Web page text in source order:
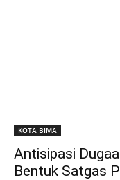
KOTA BIMA
Antisipasi
Bentuk Satgas